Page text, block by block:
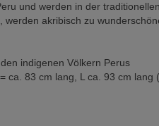
und werden in der
werden akribisch zu
indigenen Völkern Perus
ca. 83 cm lang, L ca. 93 cm lang